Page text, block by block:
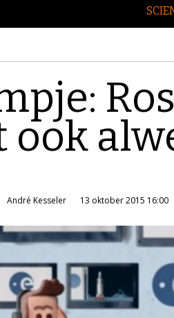
ook
André Kesseler 13 oktober 2015 16:00